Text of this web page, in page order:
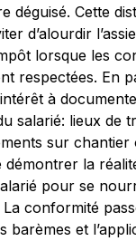
déguisé. Cette
d’alourdir
lorsque les
respectées. En
à
salarié: lieux de
sur chantier
démontrer la
pour se
conformité
barèmes et